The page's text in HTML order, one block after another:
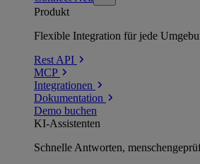
Produkt
Flexible Integration für jede
Rest API
MCP
Integrationen
Dokumentation
Demo buchen
KI-Assistenten
Schnelle Antworten,